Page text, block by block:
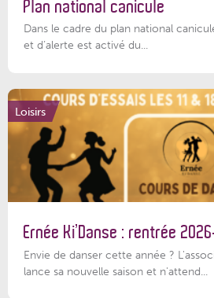
Plan national canicule
Dans le cadre du plan national
et d’alerte est activé du...
Loisirs
Ernée Ki’Danse : rentrée
Envie de danser cette année ?
lance sa nouvelle saison et n'attend...